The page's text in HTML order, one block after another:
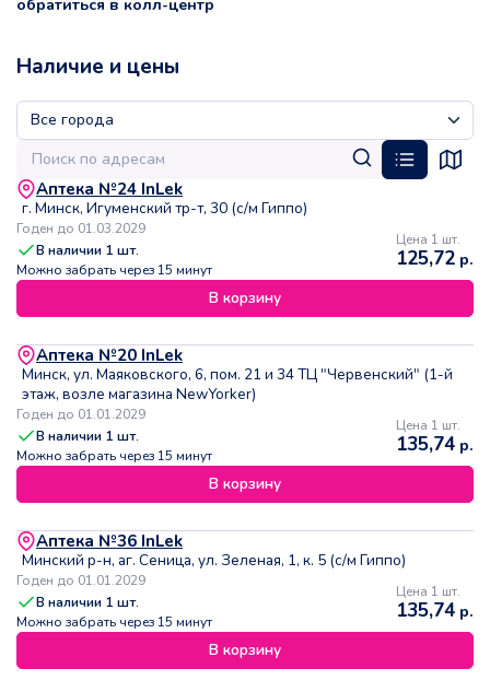
обратиться в колл-центр
Наличие и цены
Аптека №24 InLek
г. Минск, Игуменский тр-т, 30 (с/м Гиппо)
Годен до 01.03.2029
В наличии 1 шт.
Можно забрать через 15 минут
Цена 1 шт.
125,72 р.
В корзину
Аптека №20 InLek
Минск, ул. Маяковского, 6, пом. 21 и 34 ТЦ "Червенский" (1-й
этаж, возле магазина NewYorker)
Годен до 01.01.2029
В наличии 1 шт.
Можно забрать через 15 минут
Цена 1 шт.
135,74 р.
В корзину
Аптека №36 InLek
Минский р-н, аг. Сеница, ул. Зеленая, 1, к. 5 (с/м Гиппо)
Годен до 01.01.2029
В наличии 1 шт.
Можно забрать через 15 минут
Цена 1 шт.
135,74 р.
В корзину